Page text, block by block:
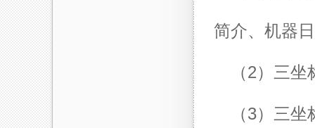
简介、机器
（2） 三坐
（3） 三坐